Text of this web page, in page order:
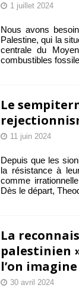
1 juillet 2024
Nous avons
Palestine, qui la
centrale du
combustibles
Le
11 juin 2024
Depuis que les
la résistance à
comme
Dès le départ,
La
palestinien
l’on imagine
30 avril 2024